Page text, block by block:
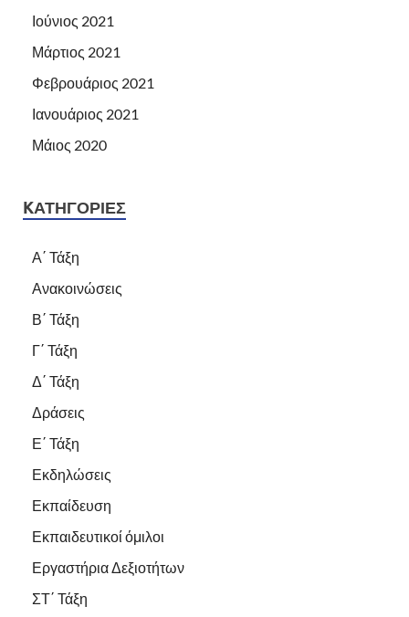
Ιούνιος 2021
Μάρτιος 2021
Φεβρουάριος 2021
Ιανουάριος 2021
Μάιος 2020
KΑΤΗΓΟΡΊΕΣ
Α΄ Τάξη
Ανακοινώσεις
Β΄ Τάξη
Γ΄ Τάξη
Δ΄ Τάξη
Δράσεις
Ε΄ Τάξη
Εκδηλώσεις
Εκπαίδευση
Εκπαιδευτικοί όμιλοι
Εργαστήρια Δεξιοτήτων
ΣΤ΄ Τάξη